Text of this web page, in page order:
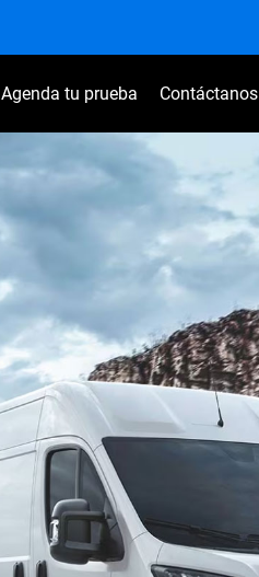
Agenda tu prueba Contáctanos